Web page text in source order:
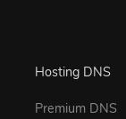
Hosting DNS
Premium DNS